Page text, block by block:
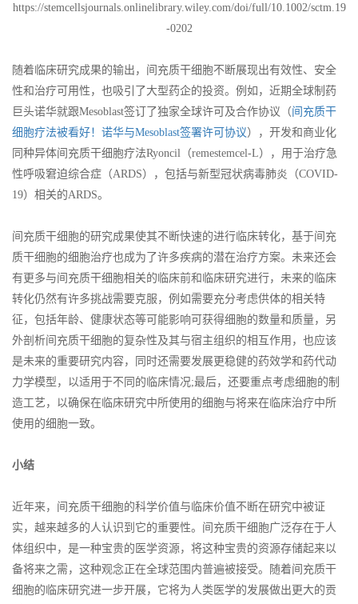
https://stemcellsjournals.onlinelibrary.wiley.com/doi/full/10.1002/sctm.19
-0202
随着临床研究成果的输出，间充质干细胞不断展现出有效性、安全
性和治疗可用性，也吸引了大型药企的投资。例如，近期全球制药
巨头诺华就跟Mesoblast签订了独家全球许可及合作协议（间充质干
细胞疗法被看好！诺华与Mesoblast签署许可协议），开发和商业化
同种异体间充质干细胞疗法Ryoncil（remestemcel-L），用于治疗急
性呼吸窘迫综合症（ARDS），包括与新型冠状病毒肺炎（COVID-
19）相关的ARDS。
间充质干细胞的研究成果使其不断快速的进行临床转化，基于间充
质干细胞的细胞治疗也成为了许多疾病的潜在治疗方案。未来还会
有更多与间充质干细胞相关的临床前和临床研究进行，未来的临床
转化仍然有许多挑战需要克服，例如需要充分考虑供体的相关特
征，包括年龄、健康状态等可能影响可获得细胞的数量和质量，另
外剖析间充质干细胞的复杂性及其与宿主组织的相互作用，也应该
是未来的重要研究内容，同时还需要发展更稳健的药效学和药代动
力学模型，以适用于不同的临床情况;最后，还要重点考虑细胞的制
造工艺，以确保在临床研究中所使用的细胞与将来在临床治疗中所
使用的细胞一致。
小结
近年来，间充质干细胞的科学价值与临床价值不断在研究中被证
实，越来越多的人认识到它的重要性。间充质干细胞广泛存在于人
体组织中，是一种宝贵的医学资源，将这种宝贵的资源存储起来以
备将来之需，这种观念正在全球范围内普遍被接受。随着间充质干
细胞的临床研究进一步开展，它将为人类医学的发展做出更大的贡